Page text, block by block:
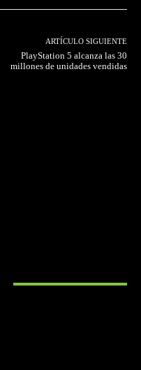
ARTÍCULO SIGUIENTE
PlayStation 5 alcanza las 30
millones de unidades vendidas